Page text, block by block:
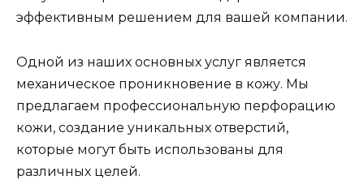
эффективным решением для вашей компании.
Одной из наших основных услуг является
механическое проникновение в кожу. Мы
предлагаем профессиональную перфорацию
кожи, создание уникальных отверстий,
которые могут быть использованы для
различных целей.